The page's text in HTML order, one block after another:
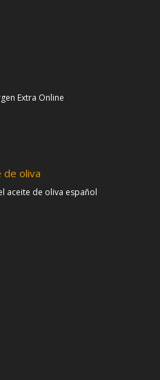
Extra Online
de oliva
aceite de oliva español